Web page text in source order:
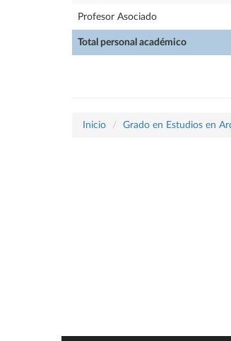
Total personal académico
Profesor Asociado
Inicio Grado en Estudios en